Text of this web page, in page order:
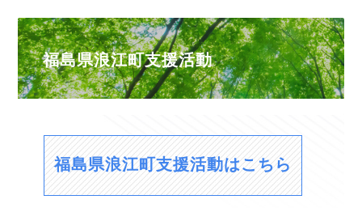
福島県浪江町支援活動
福島県浪江町支援活動はこちら